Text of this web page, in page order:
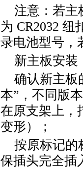
注意：若主
为 CR2032 纽
录电池型号，
新主板安装
确认新主板
本”，不同版
在原支架上，
变形）；
按原标记的
保插头完全插